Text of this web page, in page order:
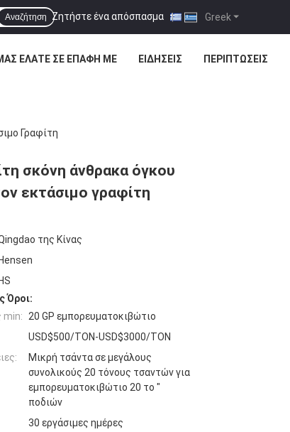
Greek
Ζητήστε ένα απόσπασμα |
Αναζήτηση
ΕΛΆΤΕ ΣΕ ΕΠΑΦΉ ΜΕ ΕΙΔΉΣΕΙΣ ΠΕΡΙΠΤΏΣΕΙΣ
Γραφίτη
σκόνη άνθρακα όγκου
εκτάσιμο γραφίτη
της Κίνας
Όροι:
min:
20 GP εμπορευματοκιβώτιο
USD$500/TON-USD$3000/TON
Μικρή τσάντα σε μεγάλους
συνολικούς 20 τόνους τσαντών για
εμπορευματοκιβώτιο 20 το "
ποδιών
30 εργάσιμες ημέρες